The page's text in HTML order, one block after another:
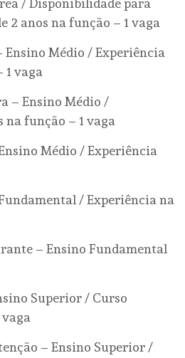
/ Disponibilidade para
2 anos na função – 1 vaga
Ensino Médio / Experiência
1 vaga
– Ensino Médio /
na função – 1 vaga
Médio / Experiência
/ Experiência na
– Ensino Fundamental
Superior / Curso
vaga
– Ensino Superior /